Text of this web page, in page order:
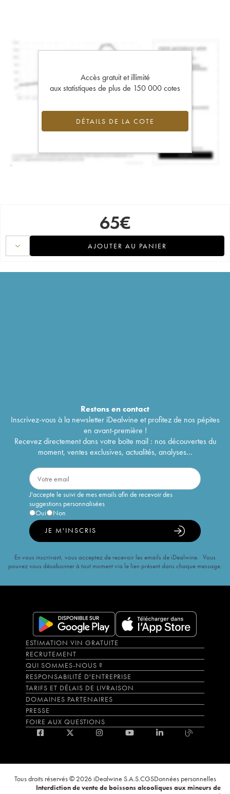
Accès gratuit et illimité
aux statistiques de plus de 150 000 cotes
DÉTAILS DE LA COTE
65€
AJOUTER AU PANIER
Restons encontact
Inscrivez-vous à la newsletter iDealwine et profitez de nos pépites
en avant-première !
Recevez directement dans votre boîte mail : nos découvertes du
moment, ventes exclusives, actualités, analyses...
J'accepte le suivi de mes emails afin de recevoir des
suggestions personnalisées
Oui
Non
JE M'INSCRIS
En vous inscrivant, vous acceptez de recevoir les emails de iDealwine. Vous
pouvez vous désabonner à tout moment via le lien présent dans chaque message.
ESTIMATION VIN GRATUITE
RECRUTEMENT
QUI SOMMES-NOUS ?
RESPONSABILITÉ D'ENTREPRISE
TARIFS ET DÉLAIS DE LIVRAISON
DOMAINES PARTENAIRES
PRESSE
FOIRE AUX QUESTIONS
Tous droits réservés © 2026 iDealwine S.A.S.CGSDonnées personnelles
Interdiction de vente de boissons alcooliques aux mineurs de